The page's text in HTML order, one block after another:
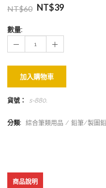
NT$60 NT$39
數量:
加入購物車
貨號： s-880.
分類: 綜合筆類用品 鉛筆/製圖
商品說明